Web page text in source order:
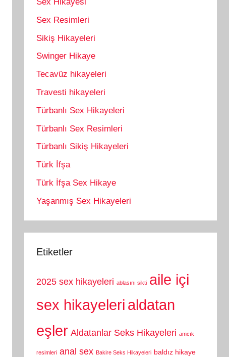
Sex Resimleri
Sikiş Hikayeleri
Swinger Hikaye
Tecavüz hikayeleri
Travesti hikayeleri
Türbanlı Sex Hikayeleri
Türbanlı Sex Resimleri
Türbanlı Sikiş Hikayeleri
Türk İfşa
Türk İfşa Sex Hikaye
Yaşanmış Sex Hikayeleri
Etiketler
2025 sex hikayeleri ablasını sikti aile içi
sex hikayeleri aldatan
eşler Aldatanlar Seks Hikayeleri amcık
resimleri anal sex Bakire Seks Hikayeleri baldız hikaye